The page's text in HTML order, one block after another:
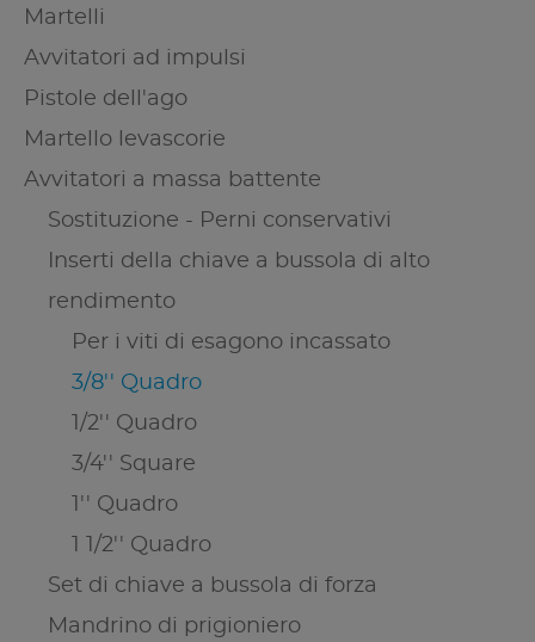
Martelli
Avvitatori ad impulsi
Pistole dell'ago
Martello levascorie
Avvitatori a massa battente
Sostituzione - Perni conservativi
Inserti della chiave a bussola di alto
rendimento
Per i viti di esagono incassato
3/8'' Quadro
1/2'' Quadro
3/4'' Square
1'' Quadro
1 1/2'' Quadro
Set di chiave a bussola di forza
Mandrino di prigioniero